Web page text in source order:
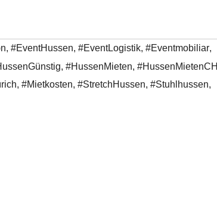
, #EventHussen, #EventLogistik, #Eventmobiliar,
, #HussenMieten, #HussenMietenCH
, #Mietkosten, #StretchHussen, #Stuhlhussen,